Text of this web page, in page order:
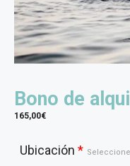
Bono de
165,00€
Ubicación *